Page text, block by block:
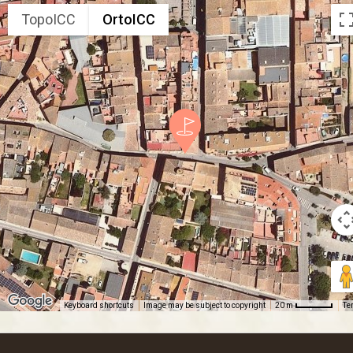
TopoICC OrtoICC
Keyboard shortcuts Image may be subject to copyright 20 m